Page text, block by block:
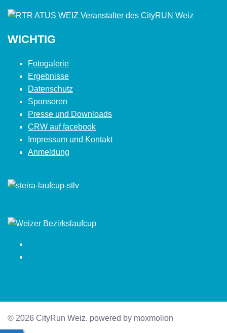
WICHTIG
Fotogalerie
Ergebnisse
Datenschutz
Sponsoren
Presse und Downloads
CRW auf facebook
Impressum und Kontakt
Anmeldung
© 2026 CityRun Weiz. powered by moxmolion